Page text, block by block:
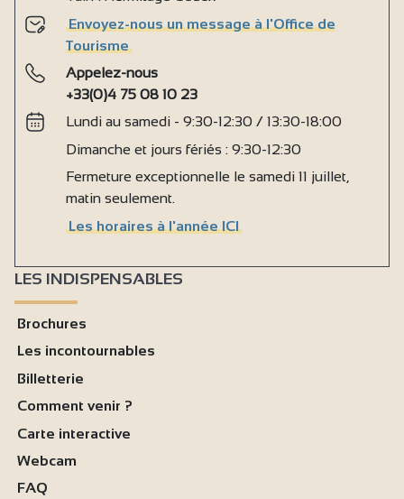
Envoyez-nous un message à l'Office de
Tourisme
Appelez-nous
+33(0)4 75 08 10 23
Lundi au samedi - 9:30-12:30 / 13:30-18:00
Dimanche et jours fériés : 9:30-12:30
Fermeture exceptionnelle le samedi 11 juillet,
matin seulement.
Les horaires à l'année ICI
LES INDISPENSABLES
Brochures
Les incontournables
Billetterie
Comment venir ?
Carte interactive
Webcam
FAQ